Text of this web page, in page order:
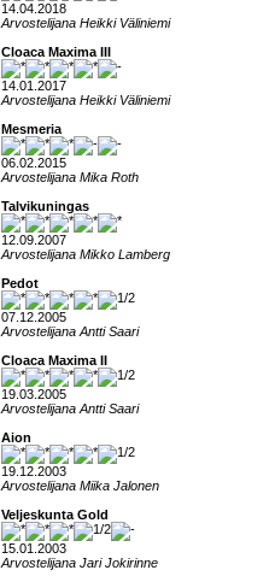
14.04.2018
Arvostelijana Heikki Väliniemi
Cloaca Maxima III
14.01.2017
Arvostelijana Heikki Väliniemi
Mesmeria
06.02.2015
Arvostelijana Mika Roth
Talvikuningas
12.09.2007
Arvostelijana Mikko Lamberg
Pedot
07.12.2005
Arvostelijana Antti Saari
Cloaca Maxima II
19.03.2005
Arvostelijana Antti Saari
Aion
19.12.2003
Arvostelijana Miika Jalonen
Veljeskunta Gold
15.01.2003
Arvostelijana Jari Jokirinne